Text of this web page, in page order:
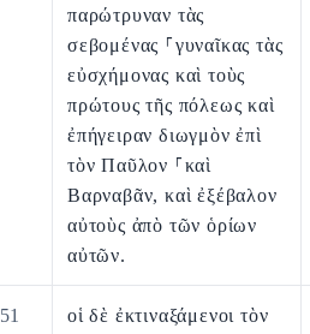
παρώτρυναν τὰς
σεβομένας ⸀γυναῖκας τὰς
εὐσχήμονας καὶ τοὺς
πρώτους τῆς πόλεως καὶ
ἐπήγειραν διωγμὸν ἐπὶ
τὸν Παῦλον ⸀καὶ
Βαρναβᾶν, καὶ ἐξέβαλον
αὐτοὺς ἀπὸ τῶν ὁρίων
αὐτῶν.
51
οἱ δὲ ἐκτιναξάμενοι τὸν